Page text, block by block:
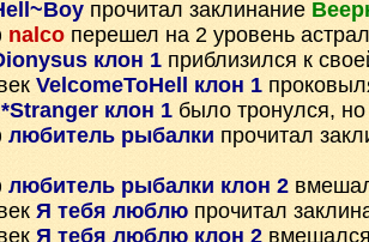
прочитал заклинание
nalco перешел на 2 уровень
клон 1 приблизился к
VelcomeToHell клон 1
*Stranger клон 1 было тронулся,
любитель рыбалки прочитал
любитель рыбалки клон 2
Я тебя люблю прочитал
Я тебя люблю клон 2